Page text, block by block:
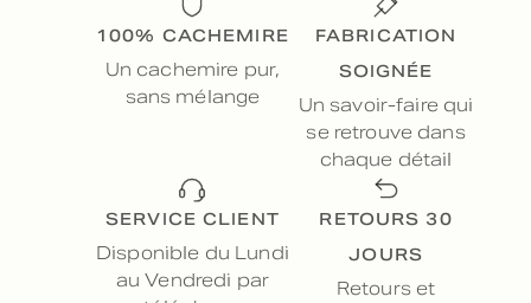
100% CACHEMIRE
Un cachemire pur,
sans mélange
FABRICATION
SOIGNÉE
Un savoir-faire qui
se retrouve dans
chaque détail
SERVICE CLIENT
Disponible du Lundi
au Vendredi par
RETOURS 30
JOURS
Retours et